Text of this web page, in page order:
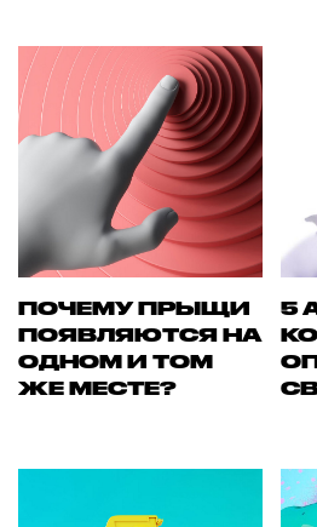
ПОЧЕМУ ПРЫЩИ
ПОЯВЛЯЮТСЯ НА
ОДНОМ И ТОМ
ЖЕ МЕСТЕ?
5